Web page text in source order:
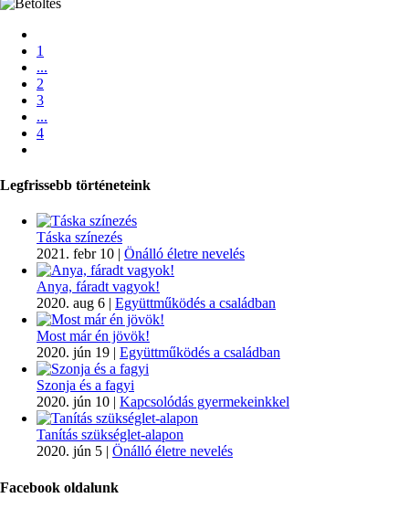
1
...
2
3
...
4
Legfrissebb történeteink
Táska színezés
2021. febr 10
Önálló életre nevelés
Anya, fáradt vagyok!
2020. aug 6
Együttműködés a családban
Most már én jövök!
2020. jún 19
Együttműködés a családban
Szonja és a fagyi
2020. jún 10
Kapcsolódás gyermekeinkkel
Tanítás szükséglet-alapon
2020. jún 5
Önálló életre nevelés
Facebook oldalunk